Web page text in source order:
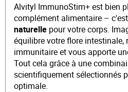
Alvityl ImmunoStim+ est bien
complément alimentaire –
naturelle pour votre corps.
équilibre votre flore intestinale,
immunitaire et vous apporte
Tout cela grâce à une
scientifiquement sélectionnés
optimale.